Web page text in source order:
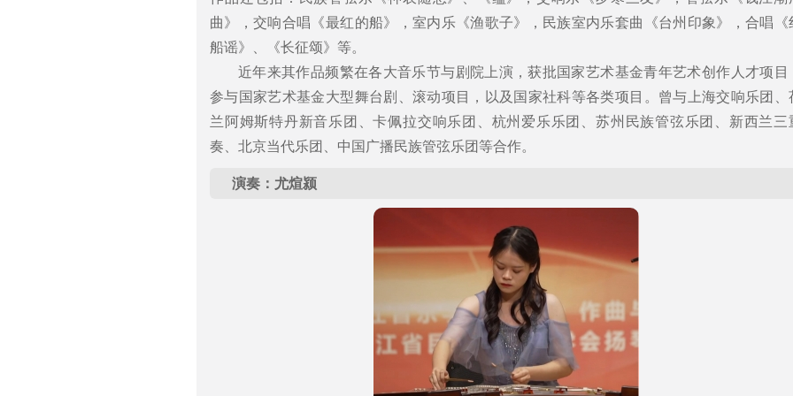
曲》，交响合唱《最红的船》，室内乐《渔歌子》，民族室内乐套曲《台州印象》，合唱《
船谣》、《长征颂》等。
近年来其作品频繁在各大音乐节与剧院上演，获批国家艺术基金青年艺术创作人才项目
参与国家艺术基金大型舞台剧、滚动项目，以及国家社科等各类项目。曾与上海交响乐团、
兰阿姆斯特丹新音乐团、卡佩拉交响乐团、杭州爱乐乐团、苏州民族管弦乐团、新西兰三
奏、北京当代乐团、中国广播民族管弦乐团等合作。
演奏：尤煊颍